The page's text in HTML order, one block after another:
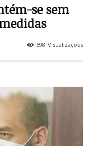
se sem
698 Visualizações